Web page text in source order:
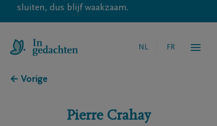
sluiten, dus blijf waakzaam.
NL FR
← Vorige
Pierre Crahay